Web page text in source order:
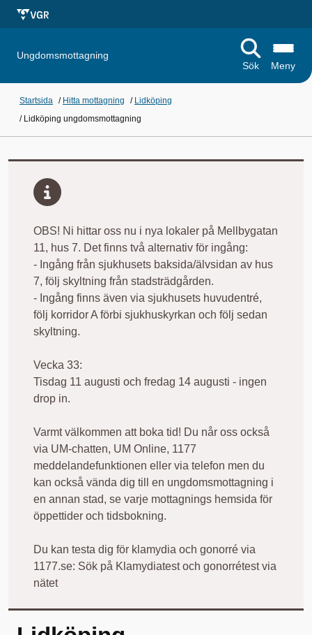
Ungdomsmottagning
Sök
Meny
Startsida / Hitta mottagning / Lidköping
/ Lidköping ungdomsmottagning
OBS! Ni hittar oss nu i nya lokaler på Mellbygatan
11, hus 7. Det finns två alternativ för ingång:
- Ingång från sjukhusets baksida/älvsidan av hus
7, följ skyltning från stadsträdgården.
- Ingång finns även via sjukhusets huvudentré,
följ korridor A förbi sjukhuskyrkan och följ sedan
skyltning.
Vecka 33:
Tisdag 11 augusti och fredag 14 augusti - ingen
drop in.
Varmt välkommen att boka tid! Du når oss också
via UM-chatten, UM Online, 1177
meddelandefunktionen eller via telefon men du
kan också vända dig till en ungdomsmottagning i
en annan stad, se varje mottagnings hemsida för
öppettider och tidsbokning.
Du kan testa dig för klamydia och gonorré via
1177.se: Sök på Klamydiatest och gonorrétest via
nätet